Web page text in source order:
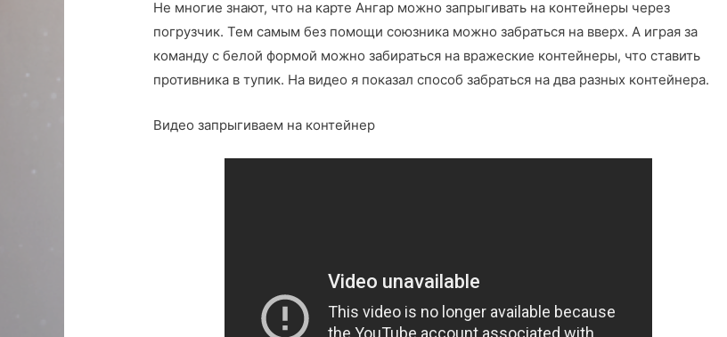
Не многие знают, что на карте Ангар можно запрыгивать на контейнеры через
погрузчик. Тем самым без помощи союзника можно забраться на вверх. А играя за
команду с белой формой можно забираться на вражеские контейнеры, что ставить
противника в тупик. На видео я показал способ забраться на два разных контейнера.
Видео запрыгиваем на контейнер